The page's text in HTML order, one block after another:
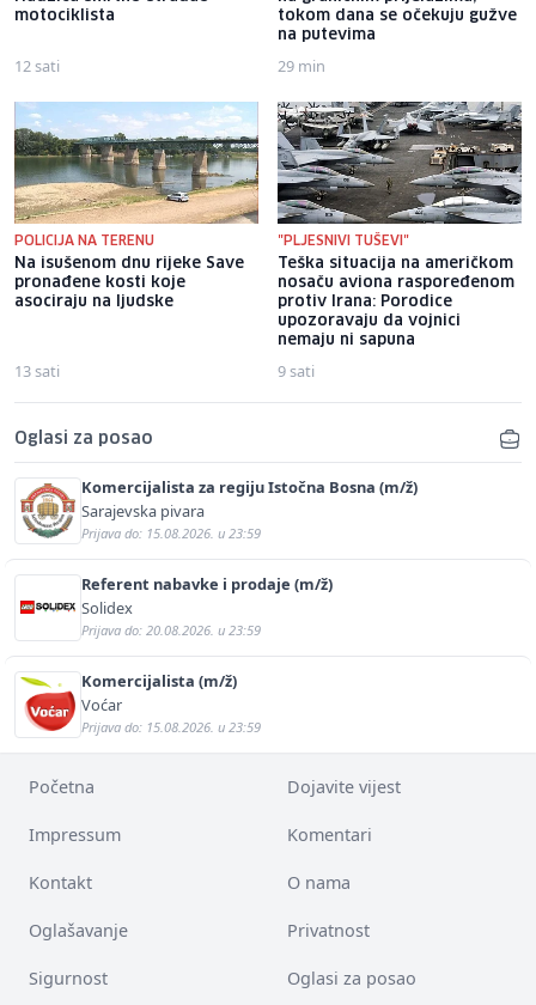
motociklista
12 sati
tokom dana se očekuju gužve
na putevima
29 min
POLICIJA NA TERENU
Na isušenom dnu rijeke Save
pronađene kosti koje
asociraju na ljudske
13 sati
"PLJESNIVI TUŠEVI"
Teška situacija na američkom
nosaču aviona raspoređenom
protiv Irana: Porodice
upozoravaju da vojnici
nemaju ni sapuna
9 sati
Oglasi za posao
Komercijalista za regiju Istočna Bosna (m/ž)
Sarajevska pivara
Prijava do: 15.08.2026. u 23:59
Referent nabavke i prodaje (m/ž)
Solidex
Prijava do: 20.08.2026. u 23:59
Komercijalista (m/ž)
Voćar
Prijava do: 15.08.2026. u 23:59
Početna Dojavite vijest
Impressum Komentari
Kontakt O nama
Oglašavanje Privatnost
Sigurnost Oglasi za posao